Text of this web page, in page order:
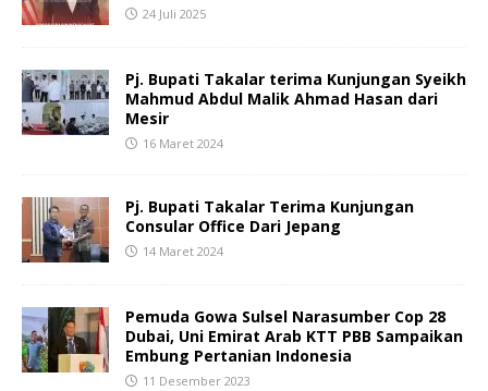
24 Juli 2025
Pj. Bupati Takalar terima Kunjungan Syeikh
Mahmud Abdul Malik Ahmad Hasan dari
Mesir
16 Maret 2024
Pj. Bupati Takalar Terima Kunjungan
Consular Office Dari Jepang
14 Maret 2024
Pemuda Gowa Sulsel Narasumber Cop 28
Dubai, Uni Emirat Arab KTT PBB Sampaikan
Embung Pertanian Indonesia
11 Desember 2023